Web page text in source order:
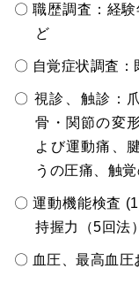
〇 職歴調査：経
ど
〇 自覚症状調査
〇 視診、触診：
骨・関節の変
よび運動痛、
うの圧痛、触
〇 運動機能検査
持握力（5回法）
〇 血圧、最高血圧